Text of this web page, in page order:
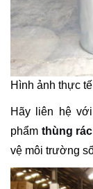
Hình ảnh thực
Hãy liên hệ với
phẩm thùng
vệ môi trường